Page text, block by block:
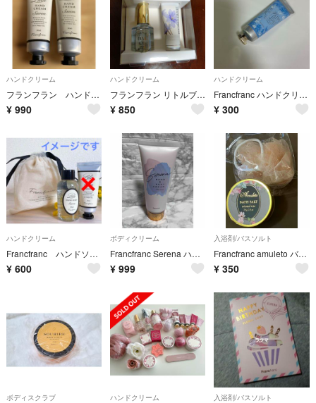
ハンドクリーム
フランフラン ハンドクリーム 30ml 2本セット Franfranc
¥ 990
ハンドクリーム
フランフラン リトルブルーム ギフトセット サンキュー ブルー
¥ 850
ハンドクリーム
Francfranc ハンドクリーム ベルガモット
¥ 300
ハンドクリーム
Francfranc ハンドソープ＆巾着ポーチ（新品！）フランフラン
¥ 600
ボディクリーム
Francfranc Serena ハンド＆ボディクリーム
¥ 999
入浴剤/バスソルト
Francfranc amuleto バスソルト オリエンタルローズの香り
¥ 350
ボディスクラブ ハンドクリーム 入浴剤/バスソルト